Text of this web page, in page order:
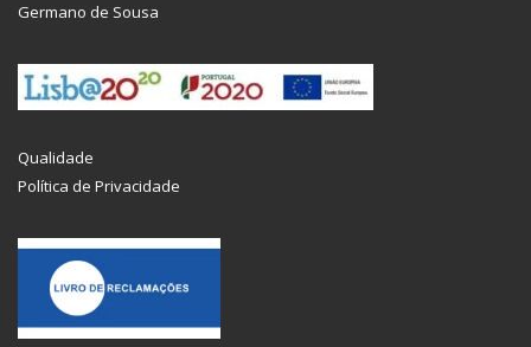
Germano de Sousa
Qualidade
Política de Privacidade